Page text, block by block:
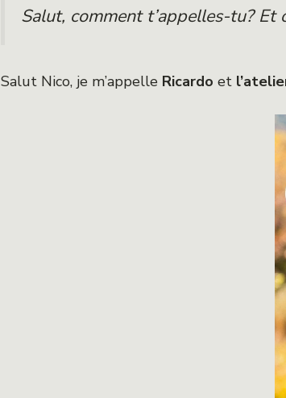
Salut, comment t’appelles-tu? Et
Salut Nico, je m’appelle Ricardo et